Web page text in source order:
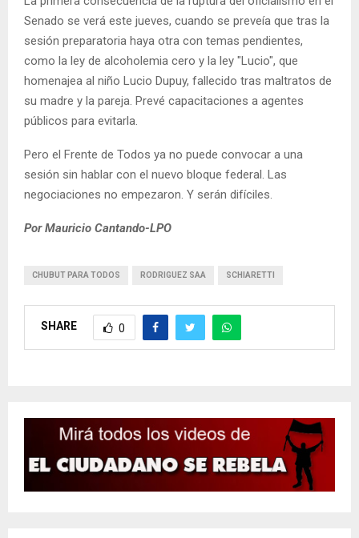
Senado se verá este jueves, cuando se preveía que tras la
sesión preparatoria haya otra con temas pendientes,
como la ley de alcoholemia cero y la ley "Lucio", que
homenajea al niño Lucio Dupuy, fallecido tras maltratos de
su madre y la pareja. Prevé capacitaciones a agentes
públicos para evitarla.
Pero el Frente de Todos ya no puede convocar a una
sesión sin hablar con el nuevo bloque federal. Las
negociaciones no empezaron. Y serán difíciles.
Por Mauricio Cantando-LPO
CHUBUT PARA TODOS RODRIGUEZ SAA SCHIARETTI
SHARE 0